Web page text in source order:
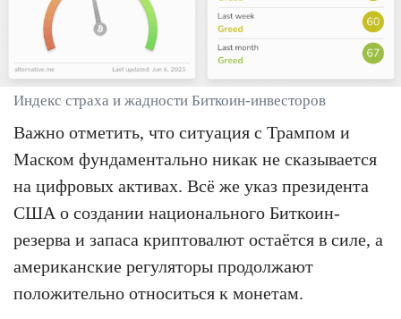
Индекс страха и жадности Биткоин-инвесторов
Важно отметить, что ситуация с Трампом и
Маском фундаментально никак не сказывается
на цифровых активах. Всё же указ президента
США о создании национального Биткоин-
резерва и запаса криптовалют остаётся в силе, а
американские регуляторы продолжают
положительно относиться к монетам.